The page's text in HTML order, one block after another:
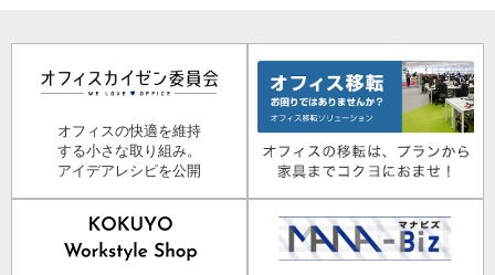
オフィスの快適を維持
する小さな取り組み。
アイデアレシピを公開